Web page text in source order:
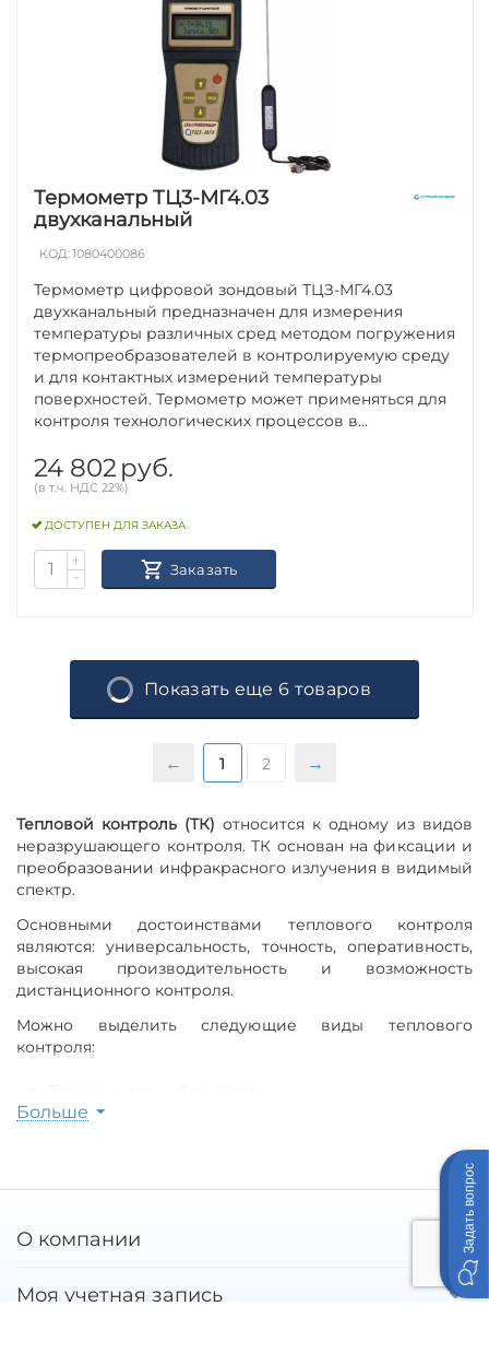
Тепловой контроль (ТК)относится к одному из видов
неразрушающего контроля. ТК основан на фиксации и
преобразовании инфракрасного излучения в видимый
спектр.
Основными достоинствами теплового контроля
являются: универсальность, точность, оперативность,
высокая производительность и возможность
дистанционного контроля.
Можно выделить следующие виды теплового
контроля:
Контроль теплопроводности
Больше
Термометр ТЦ3-МГ4.03
двухканальный
КОД:1080400086
Термометр цифровой зондовый ТЦЗ-МГ4.03
двухканальный предназначен для измерения
температуры различных сред методом погружения
термопреобразователей в контролируемую среду
и для контактных измерений температуры
поверхностей. Термометр может применяться для
контроля технологических процессов в...
24 802 руб.
(в т.ч. НДС 22%)
ДОСТУПЕН ДЛЯ ЗАКАЗА
+
−
Заказать
Показать еще 6 товаров
1 2
О компании
Моя учетная запись
Задать вопрос